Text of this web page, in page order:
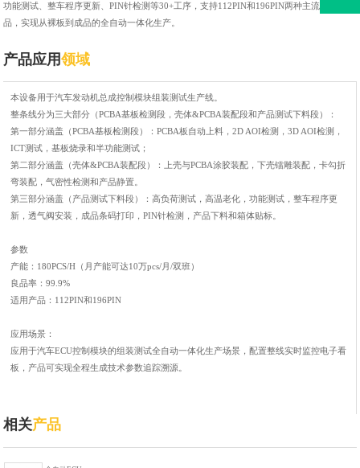
功能测试、整车程序更新、PIN针检测等30+工序，支持112PIN和196PIN两种主流ECU产
品，实现从裸板到成品的全自动一体化生产。
产品应用领域
本设备用于汽车发动机总成控制模块组装测试生产线。
整条线分为三大部分（PCBA基板检测段，壳体&PCBA装配段和产品测试下料段）：
第一部分涵盖（PCBA基板检测段）：PCBA板自动上料，2D AOI检测，3D AOI检测，
ICT测试，基板烧录和半功能测试；
第二部分涵盖（壳体&PCBA装配段）：上壳与PCBA涂胶装配，下壳镭雕装配，卡勾折
弯装配，气密性检测和产品静置。
第三部分涵盖（产品测试下料段）：高负荷测试，高温老化，功能测试，整车程序更
新，透气阀安装，成品条码打印，PIN针检测，产品下料和箱体贴标。
参数
产能：180PCS/H（月产能可达10万pcs/月/双班）
良品率：99.9%
适用产品：112PIN和196PIN
应用场景：
应用于汽车ECU控制模块的组装测试全自动一体化生产场景，配置整线实时监控电子看
板，产品可实现全程生成技术参数追踪溯源。
相关产品